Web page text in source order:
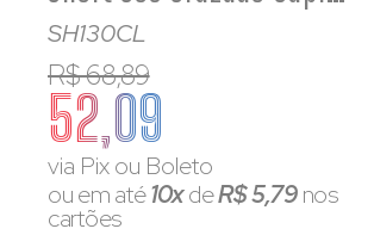
SH130CL
R$ 68,89
52,09
via Pix ou Boleto
ou em até10xdeR$ 5,79nos
cartões